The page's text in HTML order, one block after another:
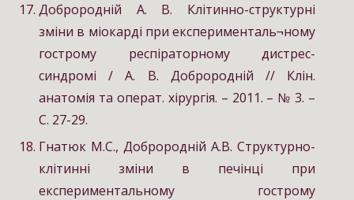
Доброродній А. В. Клітинно-структурні
зміни в міокарді при експерименталь¬ному
гострому респіраторному дистрес-
синдромі / А. В. Доброродній // Клін.
анатомія та операт. хірургія. – 2011. – № 3. –
С. 27-29.
Гнатюк М.С., Доброродній А.В. Структурно-
клітинні зміни в печінці при
експериментальному гострому